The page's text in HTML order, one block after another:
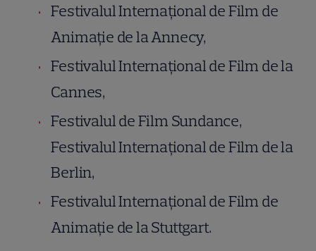
Festivalul Internațional de Film de
Animație de la Annecy,
Festivalul Internațional de Film de la
Cannes,
Festivalul de Film Sundance,
Festivalul Internațional de Film de la
Berlin,
Festivalul Internațional de Film de
Animație de la Stuttgart.